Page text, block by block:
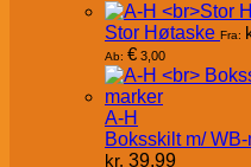
Stor Høtaske Fra:
Ab: € 3,00
A-H
Boksskilt m/
kr. 39,99